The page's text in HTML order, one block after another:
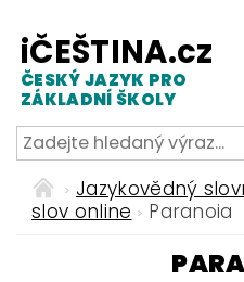
iČEŠTINA.cz
ČESKÝ JAZYK PRO
ZÁKLADNÍ ŠKOLY
Jazykovědný
slov online
Paranoia